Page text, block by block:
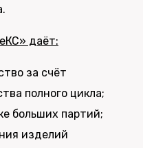
даёт:
за счёт
полного цикла;
больших партий;
изделий